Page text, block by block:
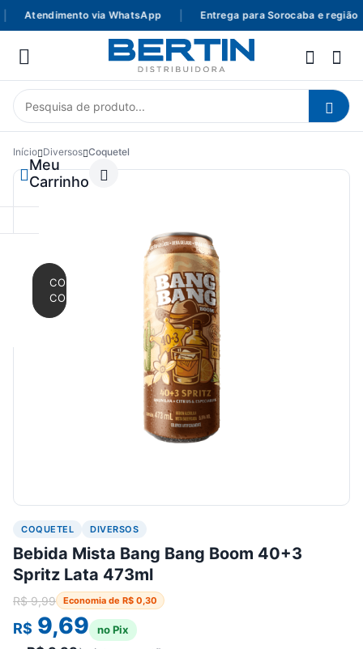
Atendimento via WhatsApp Entrega para Sorocaba e região
Meu
Carrinho
CONTINUAR
COMPRANDO
Início Diversos Coquetel
COQUETEL DIVERSOS
Bebida Mista Bang Bang Boom 40+3
Spritz Lata 473ml
R$9,99 Economia de R$ 0,30
R$ 9,69 no Pix